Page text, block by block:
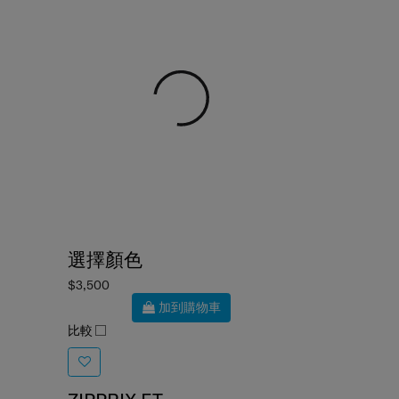
選擇顏色
$3,500
加到購物車
比較